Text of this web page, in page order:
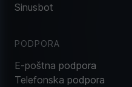
Sinusbot
PODPORA
E-poštna podpora
Telefonska podpora